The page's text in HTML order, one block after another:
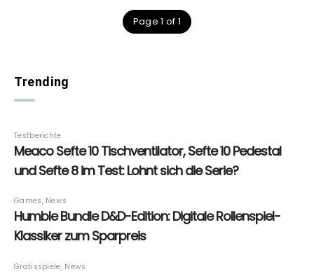
Page 1 of 1
Trending